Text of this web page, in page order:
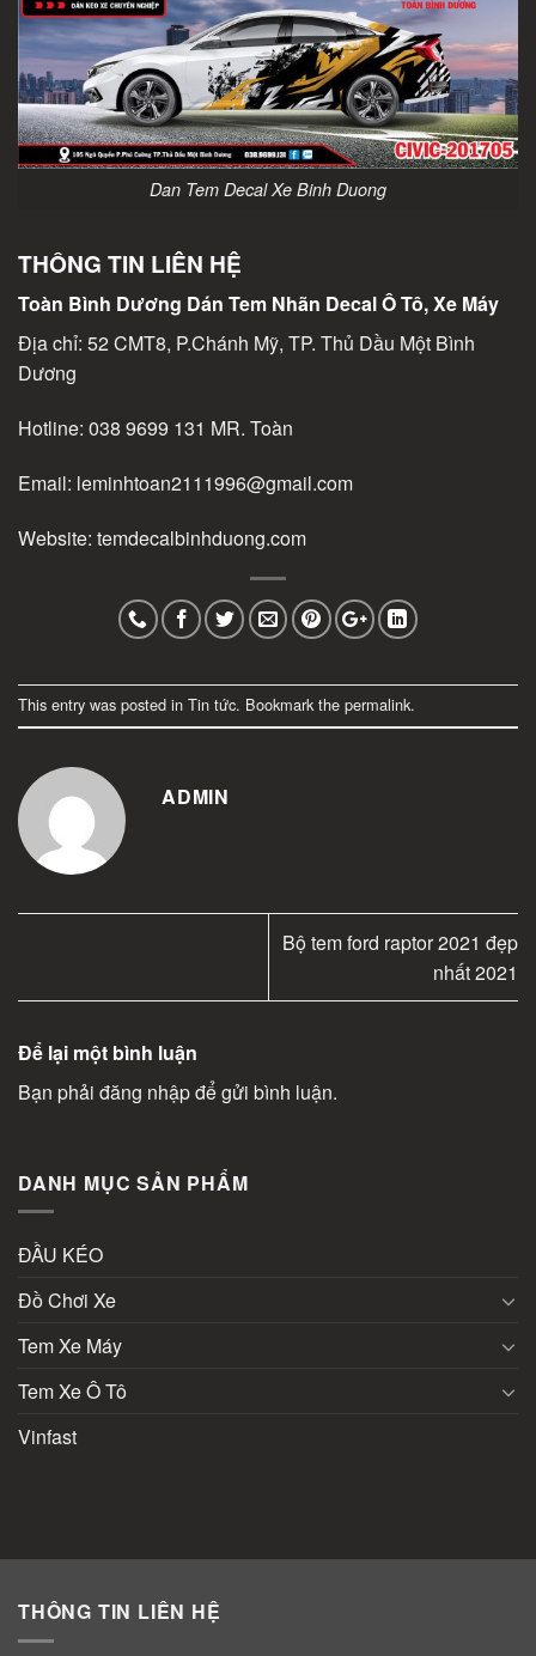
Dan Tem Decal Xe Binh Duong
THÔNG TIN LIÊN HỆ
Toàn Bình Dương Dán Tem Nhãn Decal Ô Tô, Xe Máy
Địa chỉ: 52 CMT8, P.Chánh Mỹ, TP. Thủ Dầu Một Bình
Dương
Hotline: 038 9699 131 MR. Toàn
Email: leminhtoan2111996@gmail.com
Website: temdecalbinhduong.com
This entry was posted in Tin tức. Bookmark the permalink.
ADMIN
Bộ tem ford raptor 2021 đẹp
nhất 2021
Để lại một bình luận
Bạn phải đăng nhậpđể gửi bình luận.
DANH MỤC SẢN PHẨM
ĐẦU KÉO
Đồ Chơi Xe
Tem Xe Máy
Tem Xe Ô Tô
Vinfast
THÔNG TIN LIÊN HỆ